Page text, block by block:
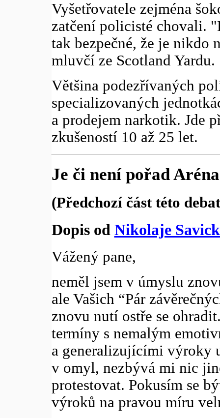
Vyšetřovatele zejména
zatčení policisté chovali.
tak bezpečné, že je nikdo
mluvčí ze Scotland Yardu.
Většina podezřívaných
specializovaných
a prodejem narkotik. Jde
zkušeností 10 až 25 let.
Je či není pořad
(Předchozí část této
Dopis od Nikolaje
Vážený pane,
neměl jsem v úmyslu
ale Vašich “Pár
znovu nutí ostře se
termíny s nemalým
a generalizujícími výroky
v omyl, nezbývá mi nic
protestovat. Pokusím se
výroků na pravou míru